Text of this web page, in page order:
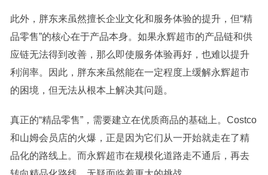
此外，胖东来虽然擅长企业文化和服务体验的提升，但“精
品零售”的核心在于产品本身。如果永辉超市的产品链和供
应链无法得到改善，那么即使服务体验再好，也难以提升
利润率。因此，胖东来虽然能在一定程度上缓解永辉超市
的困境，但无法从根本上解决其问题。
真正的“精品零售”，需要建立在优质商品的基础上。Costco
和山姆会员店的火爆，正是因为它们从一开始就走在了精
品化的路线上。而永辉超市在规模化道路走不通后，再去